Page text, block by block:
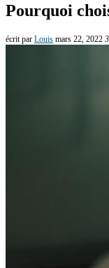
Pourquoi
écrit par Louis mars 22, 2022